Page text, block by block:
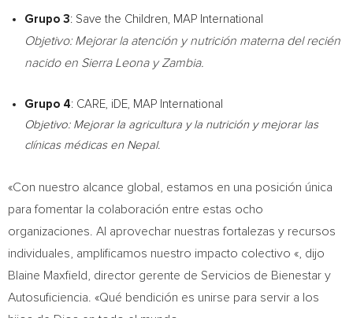
Grupo 3: Save the Children, MAP International
Objetivo: Mejorar la atención y nutrición materna del recién
nacido en Sierra LeonayZambia.
Grupo 4: CARE, iDE, MAP International
Objetivo: Mejorar la agricultura y la nutrición y mejorar las
clínicas médicas en Nepal.
«Con nuestro alcance global, estamos en una posición única
para fomentar la colaboración entre estas ocho
organizaciones. Al aprovechar nuestras fortalezas y recursos
individuales, amplificamos nuestro impacto colectivo «, dijo
Blaine Maxfield, director gerente de Servicios de Bienestar y
Autosuficiencia. «Qué bendición es unirse para servir a los